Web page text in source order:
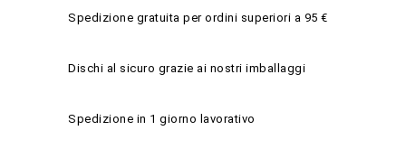
Spedizione gratuita per ordini superiori a 95 €
Dischi al sicuro grazie ai nostri imballaggi
Spedizione in 1 giorno lavorativo